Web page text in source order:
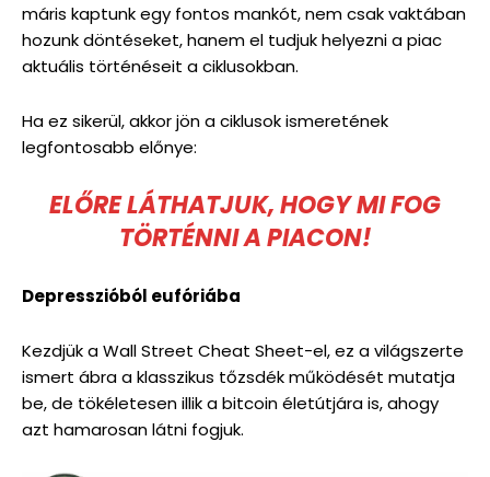
máris kaptunk egy fontos mankót, nem csak vaktában
hozunk döntéseket, hanem el tudjuk helyezni a piac
aktuális történéseit a ciklusokban.
Ha ez sikerül, akkor jön a ciklusok ismeretének
legfontosabb előnye:
ELŐRE LÁTHATJUK, HOGY MI FOG
TÖRTÉNNI A PIACON!
Depresszióból eufóriába
Kezdjük a Wall Street Cheat Sheet-el, ez a világszerte
ismert ábra a klasszikus tőzsdék működését mutatja
be, de tökéletesen illik a bitcoin életútjára is, ahogy
azt hamarosan látni fogjuk.